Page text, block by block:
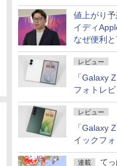
屋のメニ
値上がり
イディ
なぜ便利
レビュー
「Galaxy
フォトレ
レビュー
「Galaxy
イックフ
連載 てっ